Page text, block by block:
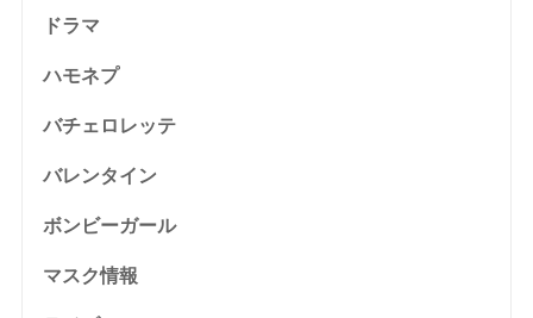
ドラマ
ハモネプ
バチェロレッテ
バレンタイン
ボンビーガール
マスク情報